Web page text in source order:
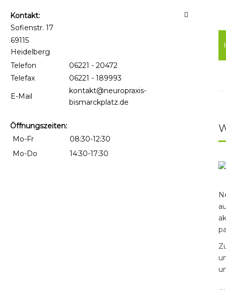
Kontakt:
Sofienstr. 17
69115
Heidelberg
Telefon
06221 - 20472
Telefax
06221 - 189993
E-Mail
kontakt@neuropraxis-
bismarckplatz.de
Öffnungszeiten:
Mo-Fr
08:30-12:30
Mo-Do
14:30-17:30